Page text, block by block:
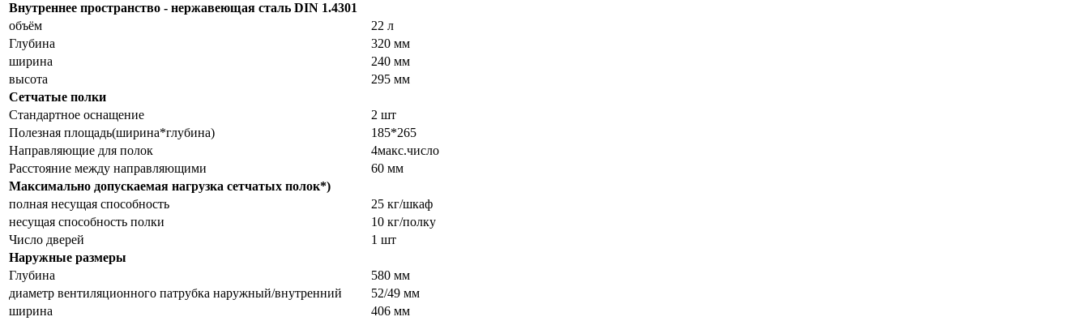
Внутреннее пространство - нержавеющая сталь DIN 1.4301
объём
22 л
Глубина
320 мм
ширина
240 мм
высота
295 мм
Сетчатые полки
Стандартное оснащение
2 шт
Полезная площадь(ширина*глубина)
185*265
Направляющие для полок
4макс.число
Расстояние между направляющими
60 мм
Максимально допускаемая нагрузка сетчатых полок*)
полная несущая способность
25 кг/шкаф
несущая способность полки
10 кг/полку
Число дверей
1 шт
Наружные размеры
Глубина
580 мм
диаметр вентиляционного патрубка наружный/внутренний
52/49 мм
ширина
406 мм